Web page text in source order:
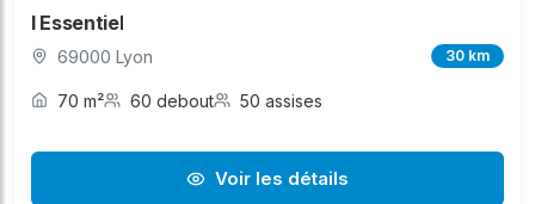
l Essentiel
69000 Lyon 30 km
70 m² 60 debout 50 assises
Voir les détails